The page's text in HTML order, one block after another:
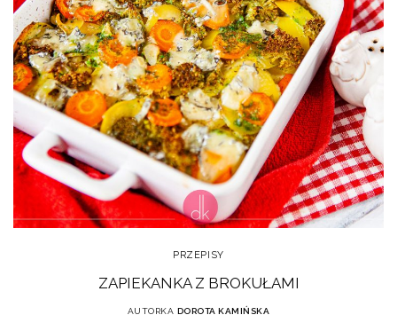
PRZEPISY
ZAPIEKANKA Z BROKUŁAMI
AUTORKA DOROTA KAMIŃSKA